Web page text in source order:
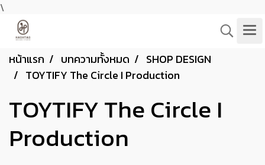
\
หน้าแรก บทความทั้งหมด
SHOP DESIGN
TOYTIFY The Circle I Production
TOYTIFY The Circle I
Production